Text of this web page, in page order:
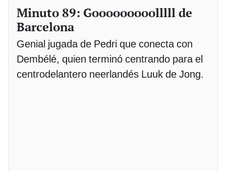
Minuto 89: Gooooooooolllll de
Barcelona
Genial jugada de Pedri que conecta con
Dembélé, quien terminó centrando para el
centrodelantero neerlandés Luuk de Jong.